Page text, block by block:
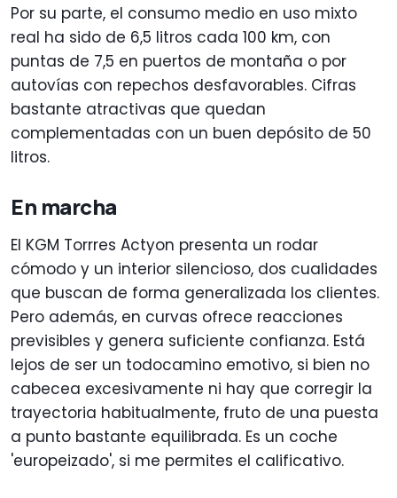
Por su parte, el consumo medio en uso mixto
real ha sido de 6,5 litros cada 100 km, con
puntas de 7,5 en puertos de montaña o por
autovías con repechos desfavorables. Cifras
bastante atractivas que quedan
complementadas con un buen depósito de 50
litros.
En marcha
El KGM Torrres Actyon presenta un rodar
cómodo y un interior silencioso, dos cualidades
que buscan de forma generalizada los clientes.
Pero además, en curvas ofrece reacciones
previsibles y genera suficiente confianza. Está
lejos de ser un todocamino emotivo, si bien no
cabecea excesivamente ni hay que corregir la
trayectoria habitualmente, fruto de una puesta
a punto bastante equilibrada. Es un coche
'europeizado', si me permites el calificativo.